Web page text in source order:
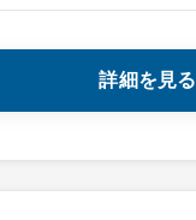
詳細を見る